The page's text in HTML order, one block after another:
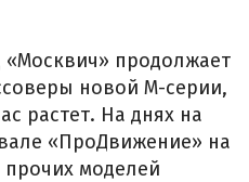
продолжает
новой М-серии,
растет. На днях на
«ПроДвижение» на
моделей